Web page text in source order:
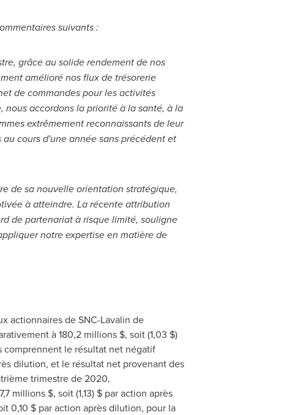
suivants :
grâce au solide rendement de nos
amélioré nos flux de trésorerie
de commandes pour les activités
nous accordons la priorité à la santé, à la
extrêmement reconnaissants de leur
cours d'une année sans précédent et
de sa nouvelle orientation stratégique,
à atteindre. La récente attribution
de partenariat à risque limité, souligne
notre expertise en matière de
actionnaires de SNC-Lavalin de
à 180,2 millions $, soit (1,03 $)
comprennent le résultat net négatif
dilution, et le résultat net provenant des
trimestre de 2020,
millions $, soit (1,13) $ par action après
0,10 $ par action après dilution, pour la